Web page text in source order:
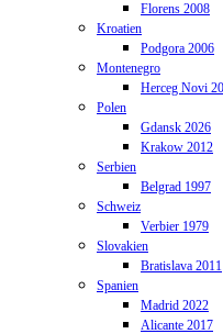
Florens 2008
Kroatien
Podgora 2006
Montenegro
Herceg Novi
Polen
Gdansk 2026
Krakow 2012
Serbien
Belgrad 1997
Schweiz
Verbier 1979
Slovakien
Bratislava 2011
Spanien
Madrid 2022
Alicante 2017